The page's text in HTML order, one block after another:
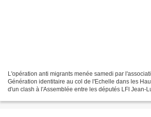
L'opération anti migrants menée samedi par
Génération identitaire au col de l'Echelle dans les
d'un clash à l'Assemblée entre les députés LFI Jean-